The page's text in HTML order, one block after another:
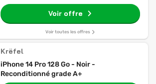
Voir offre
Voir toutes les offres
Krëfel
iPhone 14 Pro 128 Go - Noir -
Reconditionné grade A+